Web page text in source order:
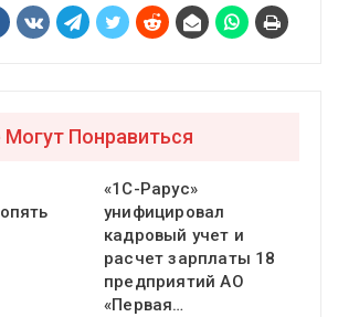
Понравиться
«1С-Рарус»
унифицировал
кадровый учет и
расчет зарплаты 18
предприятий АО
«Первая…